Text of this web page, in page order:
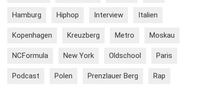
Hamburg Hiphop Interview Italien
Kopenhagen Kreuzberg Metro Moskau
NCFormula New York Oldschool Paris
Podcast Polen Prenzlauer Berg Rap